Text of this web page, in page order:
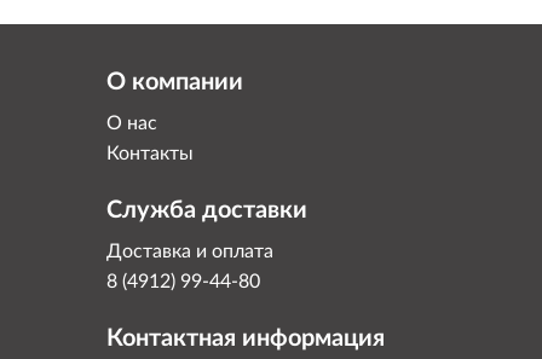
О компании
О нас
Контакты
Служба доставки
Доставка и оплата
8 (4912) 99-44-80
Контактная информация